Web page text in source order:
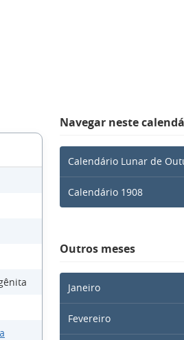
Navegar neste
Calendário Lunar de
Calendário 1908
Outros meses
Janeiro
Fevereiro